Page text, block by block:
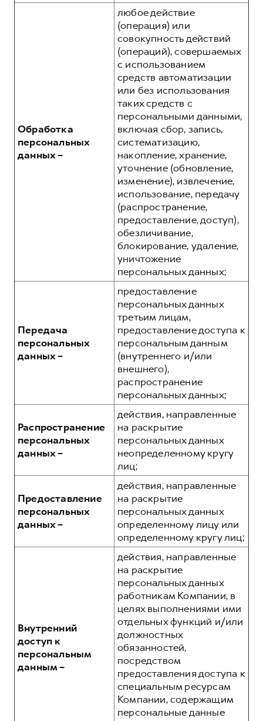
Обработка
персональных
данных –
любое действие
(операция) или
совокупность действий
(операций), совершаемых
с использованием
средств автоматизации
или без использования
таких средств с
персональными данными,
включая сбор, запись,
систематизацию,
накопление, хранение,
уточнение (обновление,
изменение), извлечение,
использование, передачу
(распространение,
предоставление, доступ),
обезличивание,
блокирование, удаление,
уничтожение
персональных данных;
Передача
персональных
данных –
предоставление
персональных данных
третьим лицам,
предоставление доступа к
персональным данным
(внутреннего и/или
внешнего),
распространение
персональных данных;
Распространение
персональных
данных –
действия, направленные
на раскрытие
персональных данных
неопределенному кругу
лиц;
Предоставление
персональных
данных –
действия, направленные
на раскрытие
персональных данных
определенному лицу или
определенному кругу лиц;
Внутренний
доступ к
персональным
данным –
действия, направленные
на раскрытие
персональных данных
работникам Компании, в
целях выполнениями ими
отдельных функций и/или
должностных
обязанностей,
посредством
предоставления доступа к
специальным ресурсам
Компании, содержащим
персональные данные